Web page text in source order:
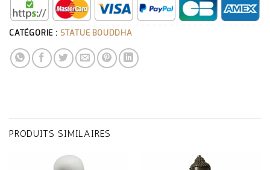
CATÉGORIE : STATUE BOUDDHA
PRODUITS SIMILAIRES